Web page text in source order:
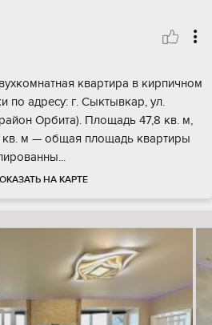
квартира в кирпичном
по адресу: г. Сыктывкар, ул.
Орбита). Площадь 47,8 кв. м,
кв. м — общая площадь квартиры
НА КАРТЕ